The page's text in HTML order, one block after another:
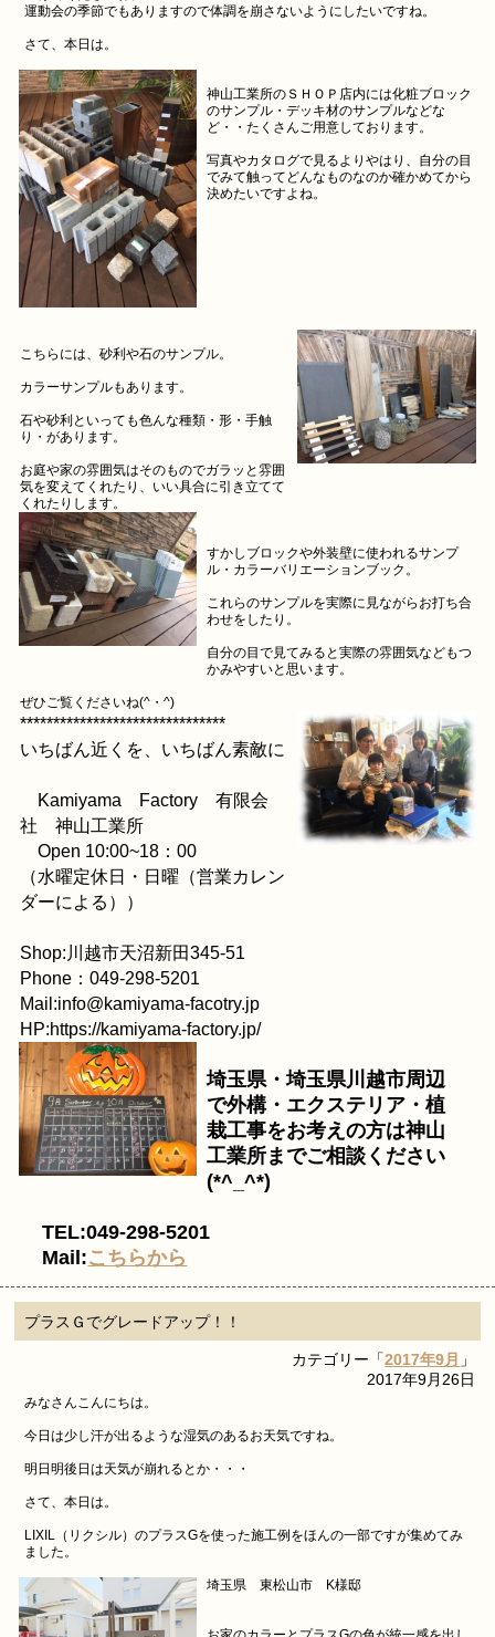
運動会の季節でもありますので体調を崩さないようにしたいですね。
さて、本日は。
神山工業所のＳＨＯＰ店内には化粧ブロック
のサンプル・デッキ材のサンプルなどな
ど・・たくさんご用意しております。
写真やカタログで見るよりやはり、自分の目
でみて触ってどんなものなのか確かめてから
決めたいですよね。
こちらには、砂利や石のサンプル。
カラーサンプルもあります。
石や砂利といっても色んな種類・形・手触
り・があります。
お庭や家の雰囲気はそのものでガラッと雰囲
気を変えてくれたり、いい具合に引き立てて
くれたりします。
すかしブロックや外装壁に使われるサンプ
ル・カラーバリエーションブック。
これらのサンプルを実際に見ながらお打ち合
わせをしたり。
自分の目で見てみると実際の雰囲気などもつ
かみやすいと思います。
ぜひご覧くださいね(^・^)
*******************************
いちばん近くを、いちばん素敵に
Kamiyama Factory 有限会
社 神山工業所
Open 10:00~18：00
（水曜定休日・日曜（営業カレン
ダーによる））
Shop:川越市天沼新田345-51
Phone：049-298-5201
Mail:info@kamiyama-facotry.jp
HP:https://kamiyama-factory.jp/
埼玉県・埼玉県川越市周辺
で外構・エクステリア・植
栽工事をお考えの方は神山
工業所までご相談ください
(*^_^*)
TEL:049-298-5201
Mail:こちらから
プラスＧでグレードアップ！！
カテゴリー「2017年9月 」
2017年9月26日
みなさんこんにちは。
今日は少し汗が出るような湿気のあるお天気ですね。
明日明後日は天気が崩れるとか・・・
さて、本日は。
LIXIL（リクシル）のプラスGを使った施工例をほんの一部ですが集めてみ
ました。
埼玉県 東松山市 K様邸